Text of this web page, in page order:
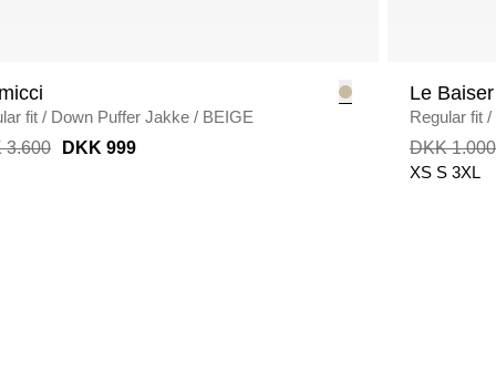
fit / Down Puffer Jakke / BEIGE
3.600
DKK 999
Le Baiser
Regular fit /
DKK 1.000
XS S 3XL